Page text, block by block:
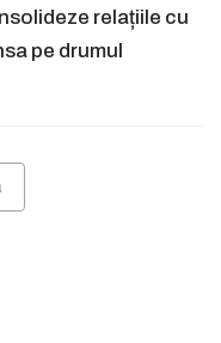
relațiile cu
pe drumul